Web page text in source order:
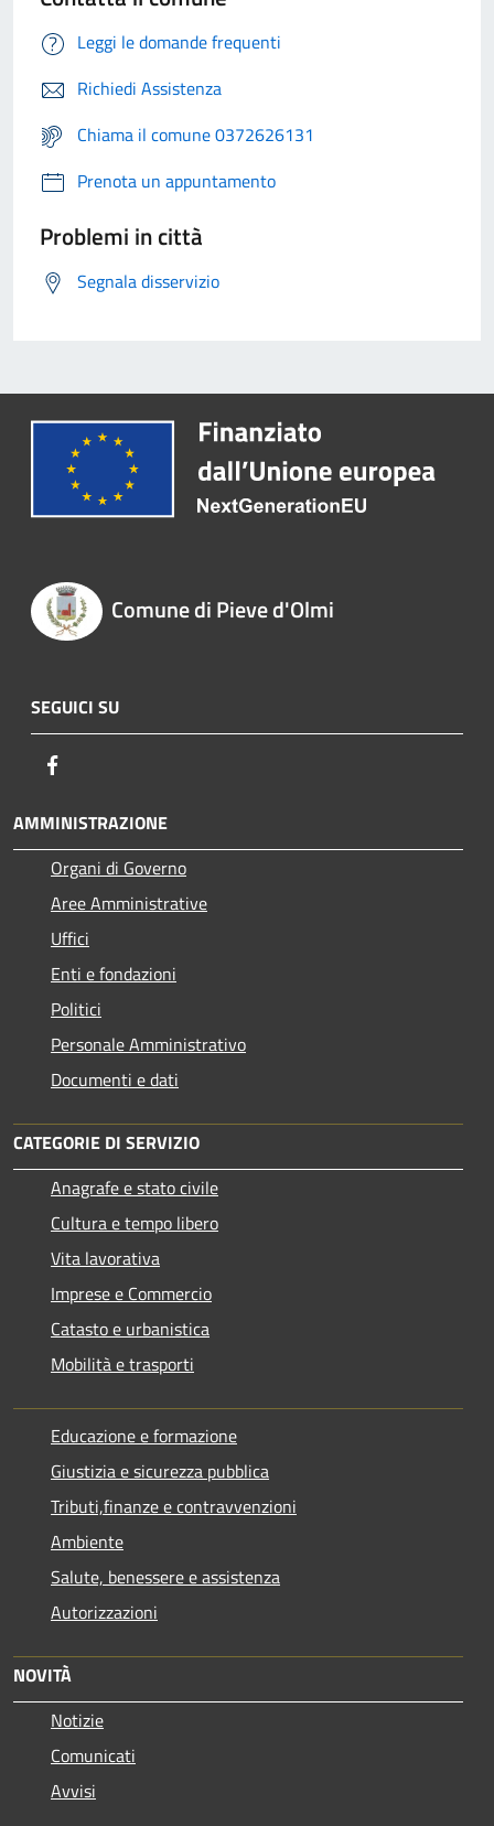
Leggi le domande frequenti
Richiedi Assistenza
Chiama il comune 0372626131
Prenota un appuntamento
Problemi in città
Segnala disservizio
Comune di Pieve d'Olmi
SEGUICI SU
AMMINISTRAZIONE
Organi di Governo
Aree Amministrative
Uffici
Enti e fondazioni
Politici
Personale Amministrativo
Documenti e dati
CATEGORIE DI SERVIZIO
Anagrafe e stato civile
Cultura e tempo libero
Vita lavorativa
Imprese e Commercio
Catasto e urbanistica
Mobilità e trasporti
Educazione e formazione
Giustizia e sicurezza pubblica
Tributi,finanze e contravvenzioni
Ambiente
Salute, benessere e assistenza
Autorizzazioni
NOVITÀ
Notizie
Comunicati
Avvisi